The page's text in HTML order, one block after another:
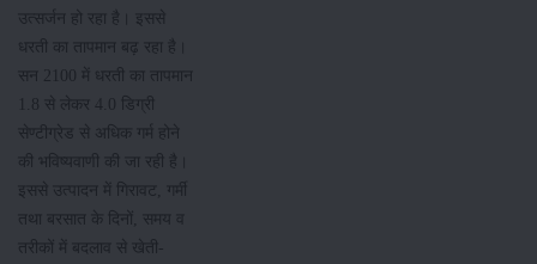
उत्सर्जन हो रहा है। इससे
धरती का तापमान बढ़ रहा है।
सन 2100 में धरती का तापमान
1.8 से लेकर 4.0 डिग्री
सेण्टीग्रेड से अधिक गर्म होने
की भविष्यवाणी की जा रही है।
इससे उत्पादन में गिरावट, गर्मी
तथा बरसात के दिनों, समय व
तरीकों में बदलाव से खेती-